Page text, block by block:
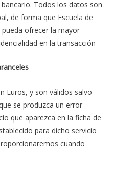
Todos los datos son
de forma que Escuela de
ofrecer la mayor
en la transacción
Euros, y son válidos salvo
se produzca un error
que aparezca en la ficha de
para dicho servicio
cuando